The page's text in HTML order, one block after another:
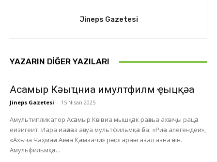
Jineps Gazetesi
YAZARIN DIĞER YAZILARI
Асҭамыр Кәыҵниа имултфилм ҿыцқәа
Jineps Gazetesi - 15 Nisan 2025
Амультипликатор Асәамыр Кәыәниа мышқәак раәхьа ахәыҷы рацәа
еизигеит. Иара иаәиәаз аәсуа мультфильмқәа әба: «Риәа алегендеи»,
«Ахьча Чаҳмаәи Аәсәаа Қәамзачи» рәыргараәы азал азна әәын.
Амульфильмқәа...